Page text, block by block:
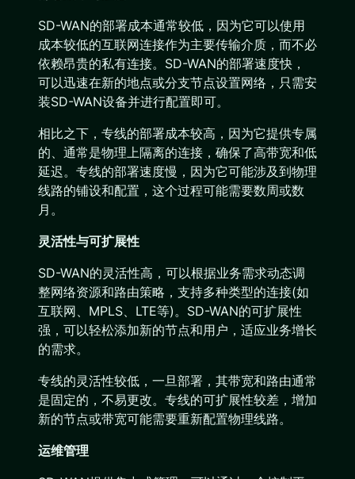
SD-WAN的部署成本通常较低，因为它可以使用
成本较低的互联网连接作为主要传输介质，而不必
依赖昂贵的私有连接。SD-WAN的部署速度快，
可以迅速在新的地点或分支节点设置网络，只需安
装SD-WAN设备并进行配置即可。
相比之下，专线的部署成本较高，因为它提供专属
的、通常是物理上隔离的连接，确保了高带宽和低
延迟。专线的部署速度慢，因为它可能涉及到物理
线路的铺设和配置，这个过程可能需要数周或数
月。
灵活性与可扩展性
SD-WAN的灵活性高，可以根据业务需求动态调
整网络资源和路由策略，支持多种类型的连接(如
互联网、MPLS、LTE等)。SD-WAN的可扩展性
强，可以轻松添加新的节点和用户，适应业务增长
的需求。
专线的灵活性较低，一旦部署，其带宽和路由通常
是固定的，不易更改。专线的可扩展性较差，增加
新的节点或带宽可能需要重新配置物理线路。
运维管理